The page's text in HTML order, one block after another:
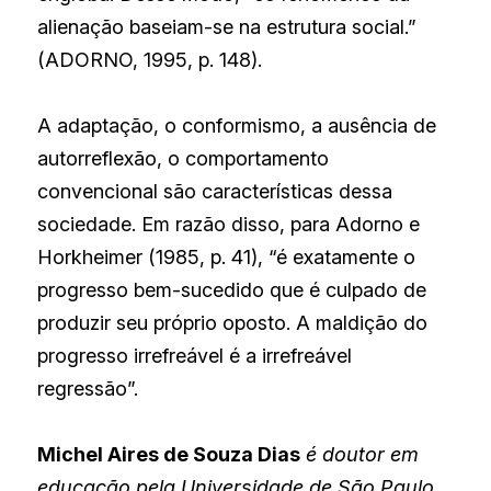
alienação baseiam-se na estrutura social.”
(ADORNO, 1995, p. 148).
A adaptação, o conformismo, a ausência de
autorreflexão, o comportamento
convencional são características dessa
sociedade. Em razão disso, para Adorno e
Horkheimer (1985, p. 41), “é exatamente o
progresso bem-sucedido que é culpado de
produzir seu próprio oposto. A maldição do
progresso irrefreável é a irrefreável
regressão”.
Michel Aires de Souza Dias é doutor em